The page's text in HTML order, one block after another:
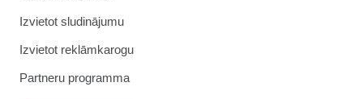
Izvietot sludinājumu
Izvietot reklāmkarogu
Partneru programma